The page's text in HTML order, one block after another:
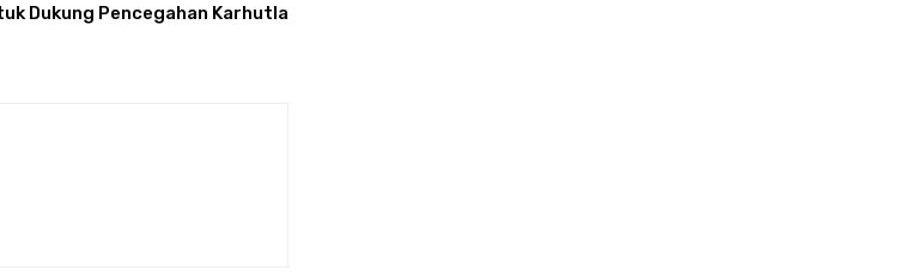
Dukung Pencegahan Karhutla